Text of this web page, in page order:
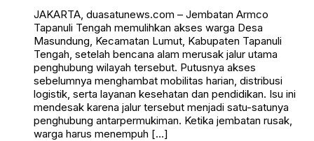
JAKARTA, duasatunews.com – Jembatan Armco
Tapanuli Tengah memulihkan akses warga Desa
Masundung, Kecamatan Lumut, Kabupaten Tapanuli
Tengah, setelah bencana alam merusak jalur utama
penghubung wilayah tersebut. Putusnya akses
sebelumnya menghambat mobilitas harian, distribusi
logistik, serta layanan kesehatan dan pendidikan. Isu ini
mendesak karena jalur tersebut menjadi satu-satunya
penghubung antarpermukiman. Ketika jembatan rusak,
warga harus menempuh […]